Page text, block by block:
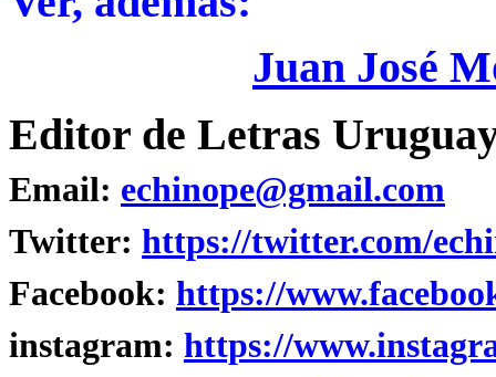
Juan José
Editor de Letras
Email: echinope@gmail.com
Twitter: https://twitter.com/
Facebook: https://
instagram: https://